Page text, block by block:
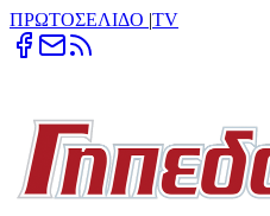
ΠΡΩΤΟΣΕΛΙΔΟ |TV